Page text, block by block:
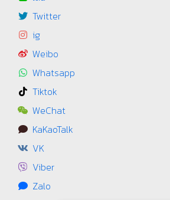
Twitter
ig
Weibo
Whatsapp
Tiktok
WeChat
KaKaoTalk
VK
Viber
Zalo